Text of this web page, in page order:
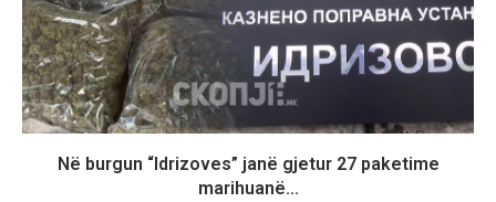
Në burgun “Idrizoves” janë gjetur 27 paketime
marihuanë...